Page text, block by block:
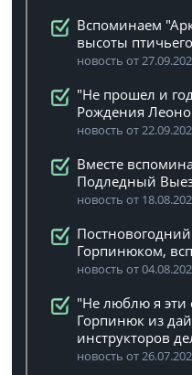
Вспоминаем
высоты
новость от
"Не прошел и
Рождения
новость от
Вместе
Подледный
новость от
Постновогодний
Горпинюком,
новость от
"Не люблю я эти
Горпинюк из
инструкторов
новость от